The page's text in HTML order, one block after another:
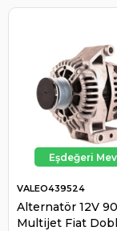
Alternatör 12V
Multijet Fiat
VALEO439524